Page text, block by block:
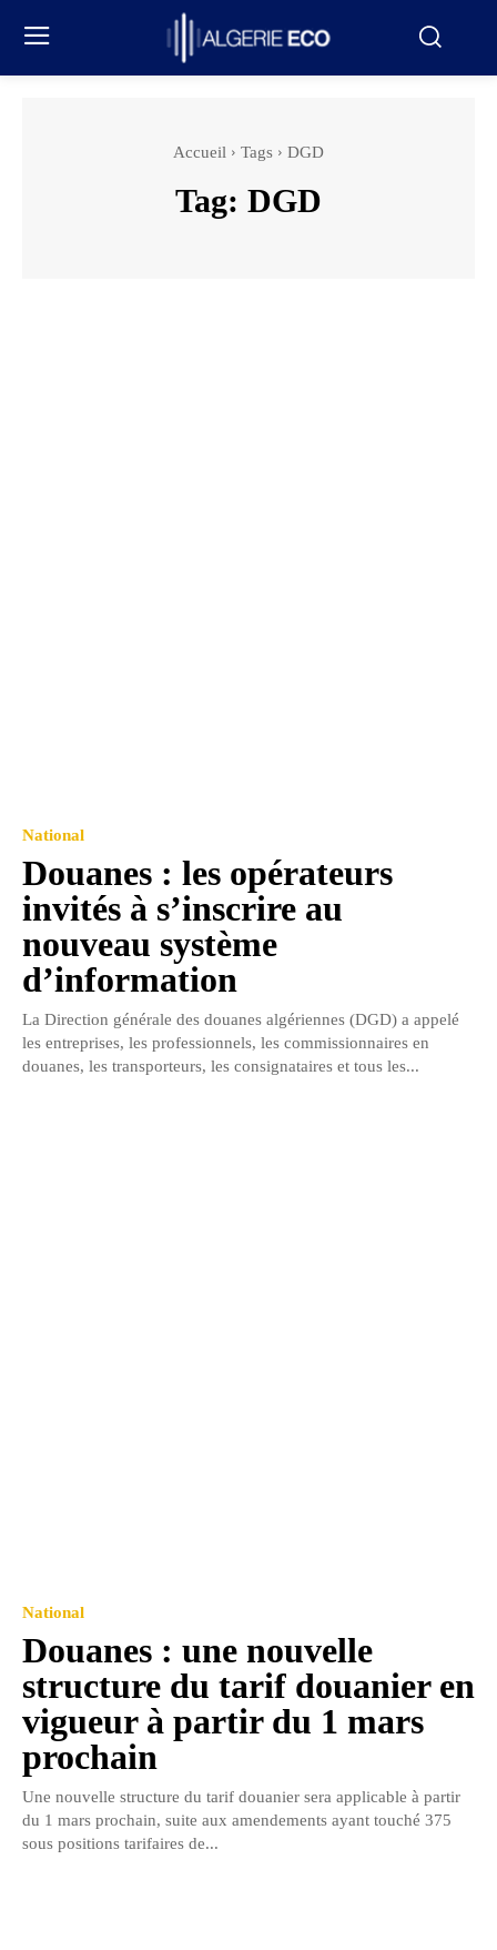
Accueil Tags DGD
Tag: DGD
National
Douanes : les opérateurs
invités à s’inscrire au
nouveau système
d’information
La Direction générale des douanes algériennes (DGD) a appelé
les entreprises, les professionnels, les commissionnaires en
douanes, les transporteurs, les consignataires et tous les...
National
Douanes : une nouvelle
structure du tarif douanier en
vigueur à partir du 1 mars
prochain
Une nouvelle structure du tarif douanier sera applicable à partir
du 1 mars prochain, suite aux amendements ayant touché 375
sous positions tarifaires de...